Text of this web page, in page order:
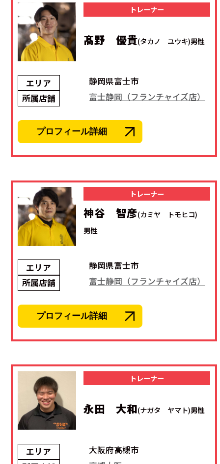
トレーナー
髙野 優貴(タカノ ユウキ)男性
エリア
静岡県富士市
所属店舗
富士静岡（フランチャイズ店）
プロフィール詳細
トレーナー
神谷 智彦(カミヤ トモヒコ)
男性
エリア
静岡県富士市
所属店舗
富士静岡（フランチャイズ店）
プロフィール詳細
トレーナー
永田 大和(ナガタ ヤマト)男性
エリア
大阪府高槻市